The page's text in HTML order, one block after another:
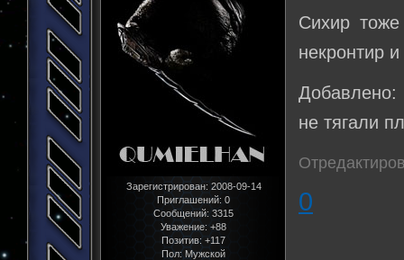
Зарегистрирован: 2008-09-14
Приглашений: 0
Сообщений: 3315
Уважение: +88
Позитив: +117
Пол: Мужской
Сихир
некронтир
Добавлено:
не тягали
0